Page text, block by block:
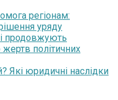
регіонам:
уряду
продовжують
політичних
Які юридичні наслідки